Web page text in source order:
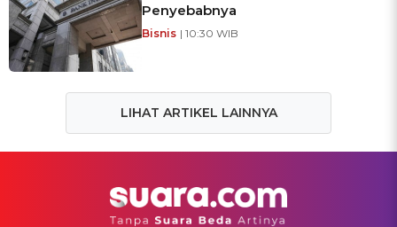
Penyebabnya
Bisnis | 10:30 WIB
LIHAT ARTIKEL LAINNYA